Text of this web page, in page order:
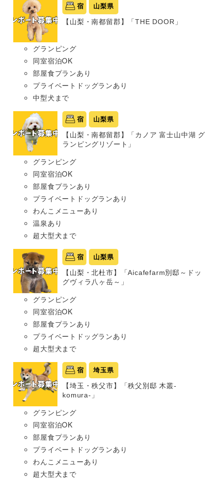
宿 山梨県
【山梨・南都留郡】「THE DOOR」
グランピング
同室宿泊OK
部屋食プランあり
プライベートドッグランあり
中型犬まで
宿 山梨県
【山梨・南都留郡】「カノア 富士山中湖 グ
ランピングリゾート」
グランピング
同室宿泊OK
部屋食プランあり
プライベートドッグランあり
わんこメニューあり
温泉あり
超大型犬まで
宿 山梨県
【山梨・北杜市】「Aicafefarm別邸～ドッ
グヴィラ八ヶ岳～」
グランピング
同室宿泊OK
部屋食プランあり
プライベートドッグランあり
超大型犬まで
宿 埼玉県
【埼玉・秩父市】「秩父別邸 木叢-
komura-」
グランピング
同室宿泊OK
部屋食プランあり
プライベートドッグランあり
わんこメニューあり
超大型犬まで